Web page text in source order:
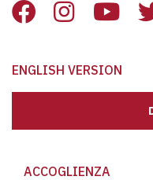
ENGLISH VERSION
ACCOGLIENZA